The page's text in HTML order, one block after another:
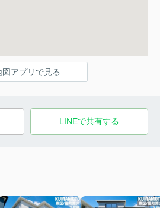
図アプリで見る
LINEで共有する